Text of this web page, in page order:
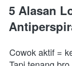
5 Alasan
Cowok aktif =